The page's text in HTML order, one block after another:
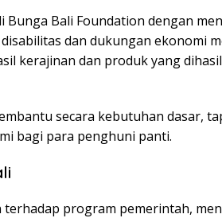
Bunga Bali Foundation dengan
dan dukungan ekonomi
kerajinan dan produk yang
secara kebutuhan dasar,
bagi para penghuni panti.
program pemerintah,